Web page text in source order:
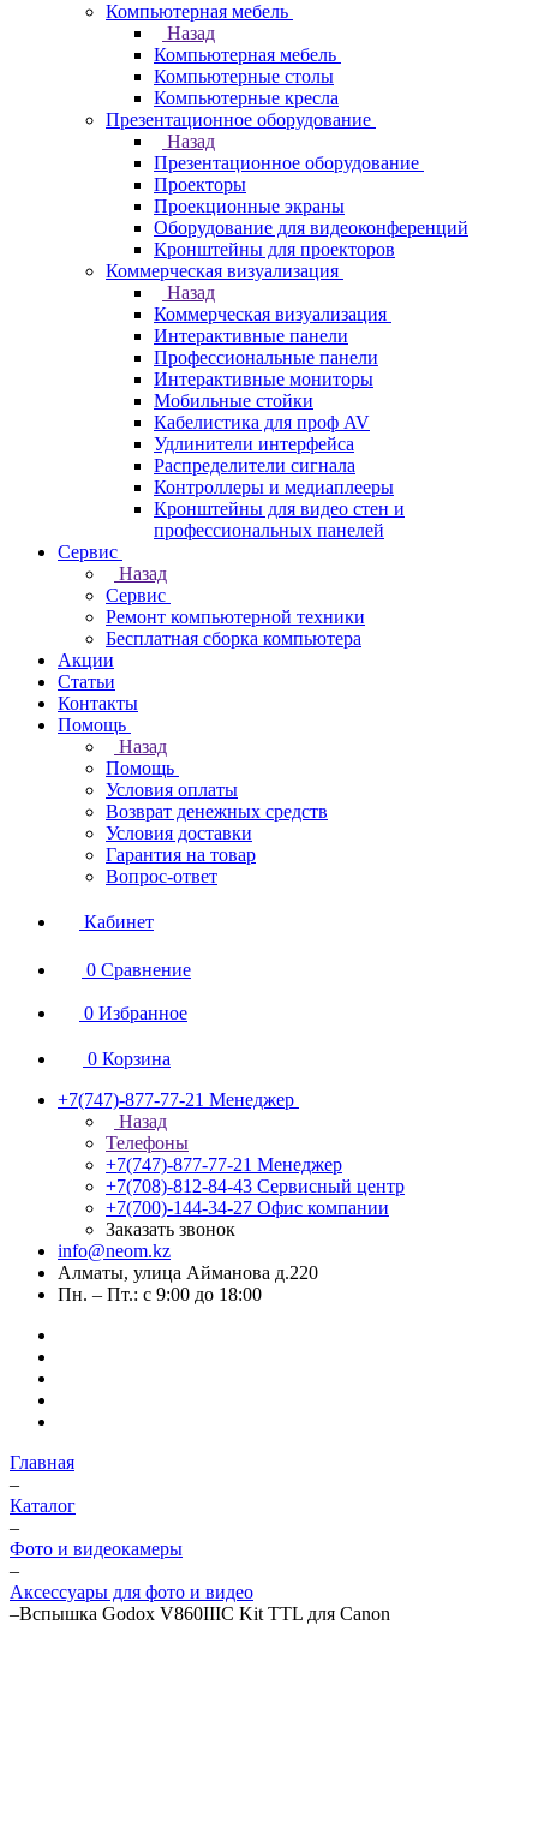
Компьютерная мебель
Назад
Компьютерная мебель
Компьютерные столы
Компьютерные кресла
Презентационное оборудование
Назад
Презентационное оборудование
Проекторы
Проекционные экраны
Оборудование для видеоконференций
Кронштейны для проекторов
Коммерческая визуализация
Назад
Коммерческая визуализация
Интерактивные панели
Профессиональные панели
Интерактивные мониторы
Мобильные стойки
Кабелистика для проф AV
Удлинители интерфейса
Распределители сигнала
Контроллеры и медиаплееры
Кронштейны для видео стен и
профессиональных панелей
Сервис
Назад
Сервис
Ремонт компьютерной техники
Бесплатная сборка компьютера
Акции
Статьи
Контакты
Помощь
Назад
Помощь
Условия оплаты
Возврат денежных средств
Условия доставки
Гарантия на товар
Вопрос-ответ
Кабинет
0 Сравнение
0 Избранное
0 Корзина
+7(747)-877-77-21 Менеджер
Назад
Телефоны
+7(747)-877-77-21 Менеджер
+7(708)-812-84-43 Сервисный центр
+7(700)-144-34-27 Офис компании
Заказать звонок
info@neom.kz
Алматы, улица Айманова д.220
Пн. – Пт.: с 9:00 до 18:00
Главная
–
Каталог
–
Фото и видеокамеры
–
Аксессуары для фото и видео
–Вспышка Godox V860IIIС Kit TTL для Canon